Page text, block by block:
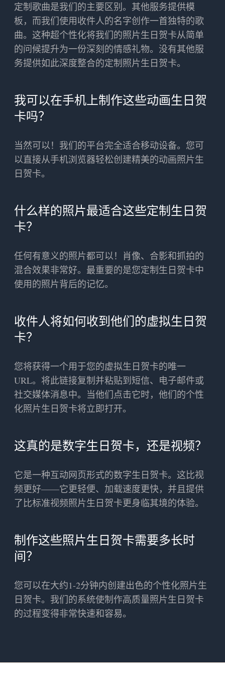
定制歌曲是我们的主要区别。其他服务提供模
板，而我们使用收件人的名字创作一首独特的歌
曲。这种超个性化将我们的照片生日贺卡从简单
的问候提升为一份深刻的情感礼物。没有其他服
务提供如此深度整合的定制照片生日贺卡。
我可以在手机上制作这些动画生日贺
卡吗？
当然可以！我们的平台完全适合移动设备。您可
以直接从手机浏览器轻松创建精美的动画照片生
日贺卡。
什么样的照片最适合这些定制生日贺
卡？
任何有意义的照片都可以！肖像、合影和抓拍的
混合效果非常好。最重要的是您定制生日贺卡中
使用的照片背后的记忆。
收件人将如何收到他们的虚拟生日贺
卡？
您将获得一个用于您的虚拟生日贺卡的唯一
URL。将此链接复制并粘贴到短信、电子邮件或
社交媒体消息中。当他们点击它时，他们的个性
化照片生日贺卡将立即打开。
这真的是数字生日贺卡，还是视频？
它是一种互动网页形式的数字生日贺卡。这比视
频更好——它更轻便、加载速度更快，并且提供
了比标准视频照片生日贺卡更身临其境的体验。
制作这些照片生日贺卡需要多长时
间？
您可以在大约1-2分钟内创建出色的个性化照片生
日贺卡。我们的系统使制作高质量照片生日贺卡
的过程变得非常快速和容易。